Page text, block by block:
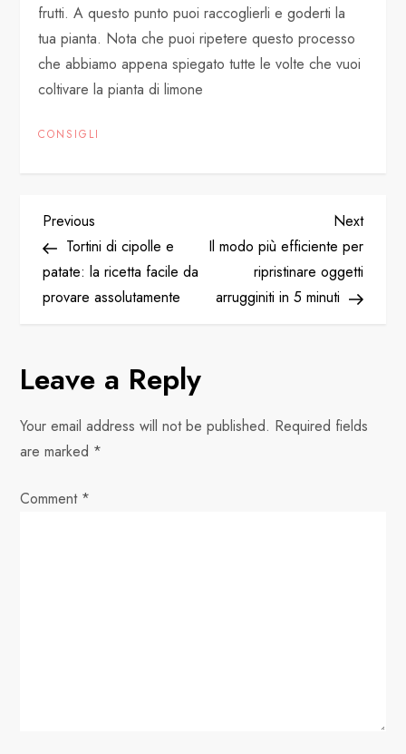
frutti. A questo punto puoi raccoglierli e goderti la
tua pianta. Nota che puoi ripetere questo processo
che abbiamo appena spiegato tutte le volte che vuoi
coltivare la pianta di limone
CONSIGLI
P
o
s
n
a
v
Previous
Post
Previous
Tortini di cipolle e
patate: la ricetta facile da
provare assolutamente
Next
Post
Next
Il modo più efficiente per
ripristinare oggetti
arrugginiti in 5 minuti
Leave a Reply
Your email address will not be published. Required fields
are marked *
Comment *